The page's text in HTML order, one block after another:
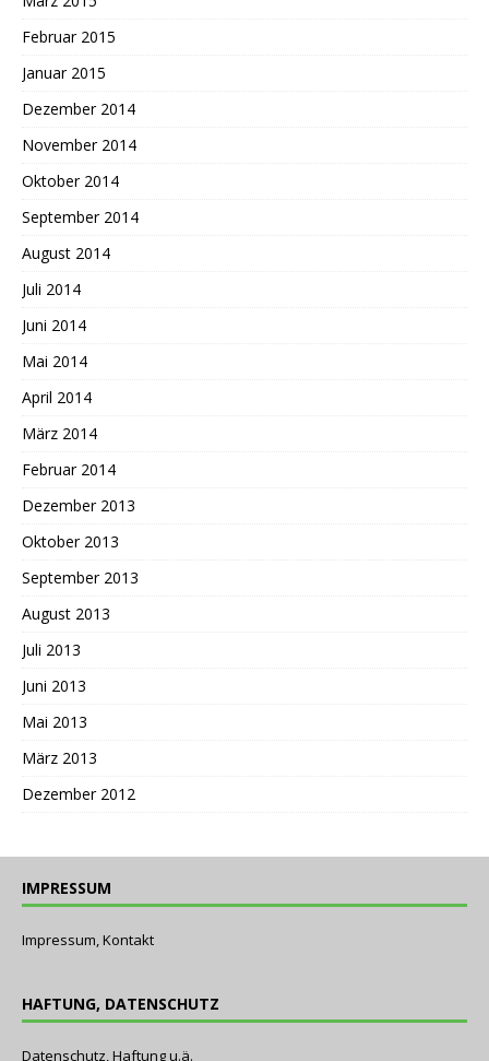
Februar 2015
Januar 2015
Dezember 2014
November 2014
Oktober 2014
September 2014
August 2014
Juli 2014
Juni 2014
Mai 2014
April 2014
März 2014
Februar 2014
Dezember 2013
Oktober 2013
September 2013
August 2013
Juli 2013
Juni 2013
Mai 2013
März 2013
Dezember 2012
IMPRESSUM
Impressum, Kontakt
HAFTUNG, DATENSCHUTZ
Datenschutz, Haftung u.ä.